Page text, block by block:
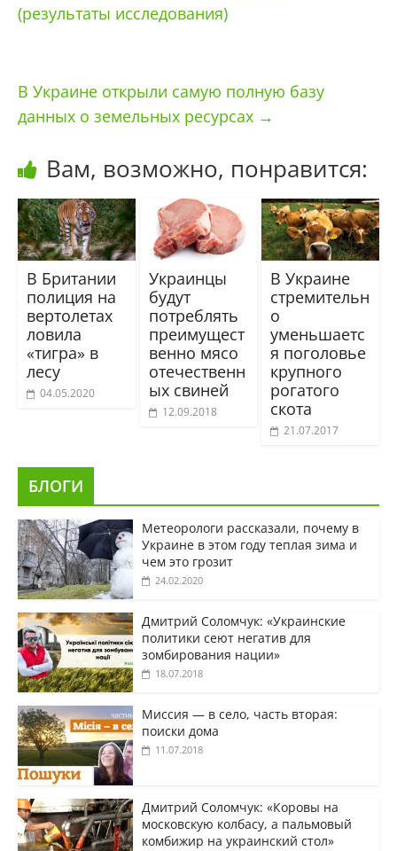
(результаты исследования)
В Украине открыли самую полную базу
данных о земельных ресурсах →
Вам, возможно, понравится:
В Британии
полиция на
вертолетах
ловила
«тигра» в
лесу
04.05.2020
Украинцы
будут
потреблять
преимущест
венно мясо
отечественн
ых свиней
12.09.2018
В Украине
стремительн
о
уменьшаетс
я поголовье
крупного
рогатого
скота
21.07.2017
БЛОГИ
Метеорологи рассказали, почему в
Украине в этом году теплая зима и
чем это грозит
24.02.2020
Дмитрий Соломчук: «Украинские
политики сеют негатив для
зомбирования нации»
18.07.2018
Миссия — в село, часть вторая:
поиски дома
11.07.2018
Дмитрий Соломчук: «Коровы на
московскую колбасу, а пальмовый
комбижир на украинский стол»